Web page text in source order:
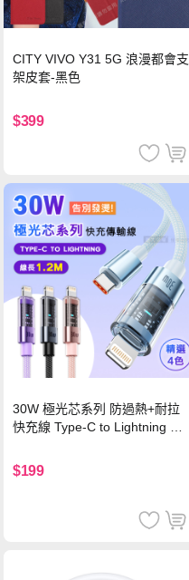
CITY VIVO Y31 5G 浪漫都會支
架皮套-黑色
$399
30W 極光芯系列 防過熱+耐拉
快充線 Type-C to Lightning 傳
$199